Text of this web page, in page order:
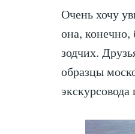
Очень хочу
она,
зодчих.
образцы